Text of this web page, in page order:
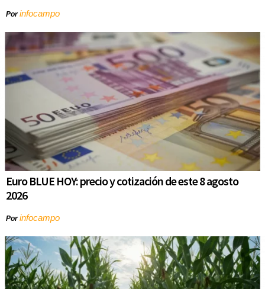
Porinfocampo
Euro BLUE HOY: precio y cotización de este 8 agosto
2026
Porinfocampo